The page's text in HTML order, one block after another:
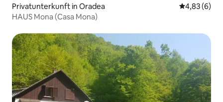
Privatunterkunft in Oradea
4,83 (6)
HAUS Mona (Casa Mona)